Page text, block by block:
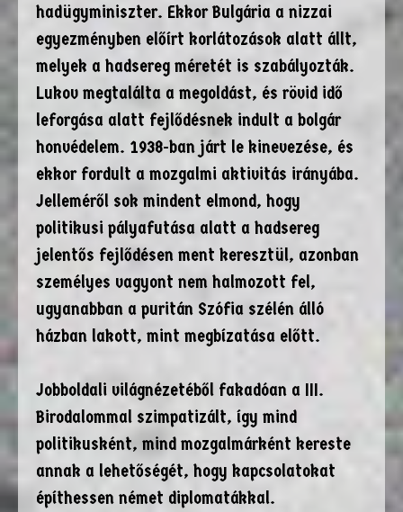
hadügyminiszter. Ekkor Bulgária a nizzai
egyezményben előírt korlátozások alatt állt,
melyek a hadsereg méretét is szabályozták.
Lukov megtalálta a megoldást, és rövid idő
leforgása alatt fejlődésnek indult a bolgár
honvédelem. 1938-ban járt le kinevezése, és
ekkor fordult a mozgalmi aktivitás irányába.
Jelleméről sok mindent elmond, hogy
politikusi pályafutása alatt a hadsereg
jelentős fejlődésen ment keresztül, azonban
személyes vagyont nem halmozott fel,
ugyanabban a puritán Szófia szélén álló
házban lakott, mint megbízatása előtt.
Jobboldali világnézetéből fakadóan a III.
Birodalommal szimpatizált, így mind
politikusként, mind mozgalmárként kereste
annak a lehetőségét, hogy kapcsolatokat
építhessen német diplomatákkal.